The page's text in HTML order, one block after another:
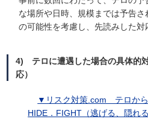
な場所や日時、規模までは予告
の可能性を考慮し、先読みした対
4) テロに遭遇した場合の具体的
応）
▼ リスク対策.com テロか
HIDE．FIGHT（逃げる、隠れ